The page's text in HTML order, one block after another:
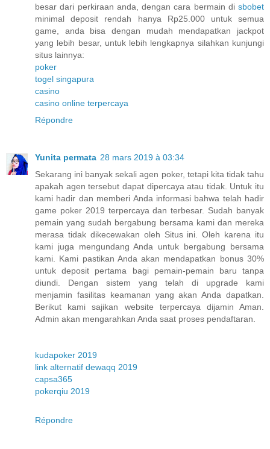
besar dari perkiraan anda, dengan cara bermain di sbobet
minimal deposit rendah hanya Rp25.000 untuk semua
game, anda bisa dengan mudah mendapatkan jackpot
yang lebih besar, untuk lebih lengkapnya silahkan kunjungi
situs lainnya:
poker
togel singapura
casino
casino online terpercaya
Répondre
Yunita permata 28 mars 2019 à 03:34
Sekarang ini banyak sekali agen poker, tetapi kita tidak tahu
apakah agen tersebut dapat dipercaya atau tidak. Untuk itu
kami hadir dan memberi Anda informasi bahwa telah hadir
game poker 2019 terpercaya dan terbesar. Sudah banyak
pemain yang sudah bergabung bersama kami dan mereka
merasa tidak dikecewakan oleh Situs ini. Oleh karena itu
kami juga mengundang Anda untuk bergabung bersama
kami. Kami pastikan Anda akan mendapatkan bonus 30%
untuk deposit pertama bagi pemain-pemain baru tanpa
diundi. Dengan sistem yang telah di upgrade kami
menjamin fasilitas keamanan yang akan Anda dapatkan.
Berikut kami sajikan website terpercaya dijamin Aman.
Admin akan mengarahkan Anda saat proses pendaftaran.
kudapoker 2019
link alternatif dewaqq 2019
capsa365
pokerqiu 2019
Répondre